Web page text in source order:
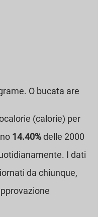
O bucata are
(calorie) per
14.40%delle 2000
I dati
da chiunque,